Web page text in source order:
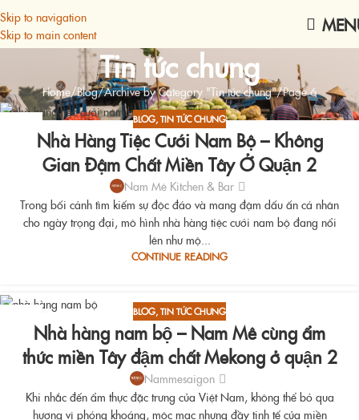
Skip to navigation
Skip to main content
Tin tức chung
Home Blog Archive by Category "Tin tức chung" Page 6
BLOG,TIN TỨC CHUNG
Nhà Hàng Tiệc Cưới Nam Bộ – Không
Gian Đậm Chất Miền Tây Ở Quận 2
Nam Mê Kitchen & Bar
Trong bối cảnh tìm kiếm sự độc đáo và mang đậm dấu ấn cá nhân
cho ngày trọng đại, mô hình nhà hàng tiệc cưới nam bộ đang nổi
lên như mộ...
CONTINUE READING
BLOG,TIN TỨC CHUNG
Nhà hàng nam bộ – Nam Mê cùng ẩm
thức miền Tây đậm chất Mekong ở quận 2
Nammesaigon
Khi nhắc đến ẩm thực đặc trưng của Việt Nam, không thể bỏ qua
hương vị phóng khoáng, mộc mạc nhưng đầy tinh tế của miền